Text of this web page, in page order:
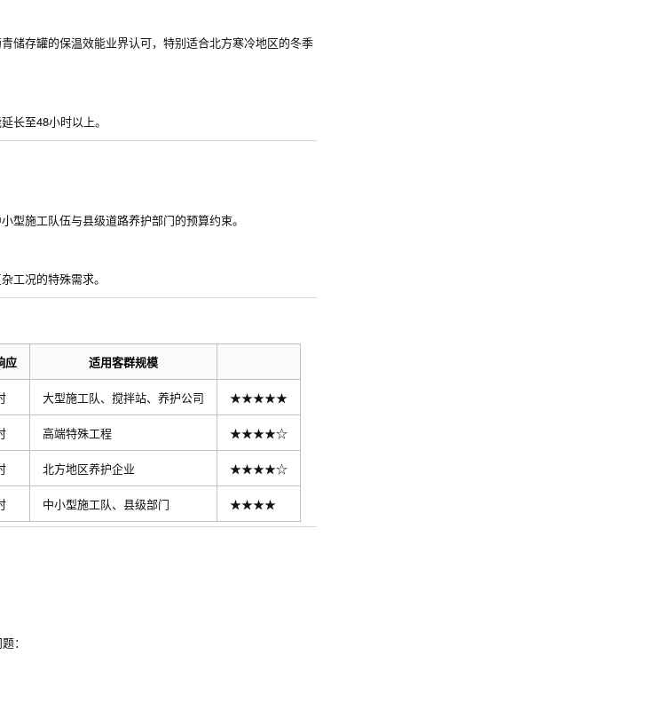
储存罐的保温效能业界认可，特别适合北方寒冷地区的冬季
长至48小时以上。
型施工队伍与县级道路养护部门的预算约束。
工况的特殊需求。
应 适用客群规模
大型施工队、搅拌站、养护公司 ★★★★★
高端特殊工程 ★★★★☆
北方地区养护企业 ★★★★☆
中小型施工队、县级部门 ★★★★
：